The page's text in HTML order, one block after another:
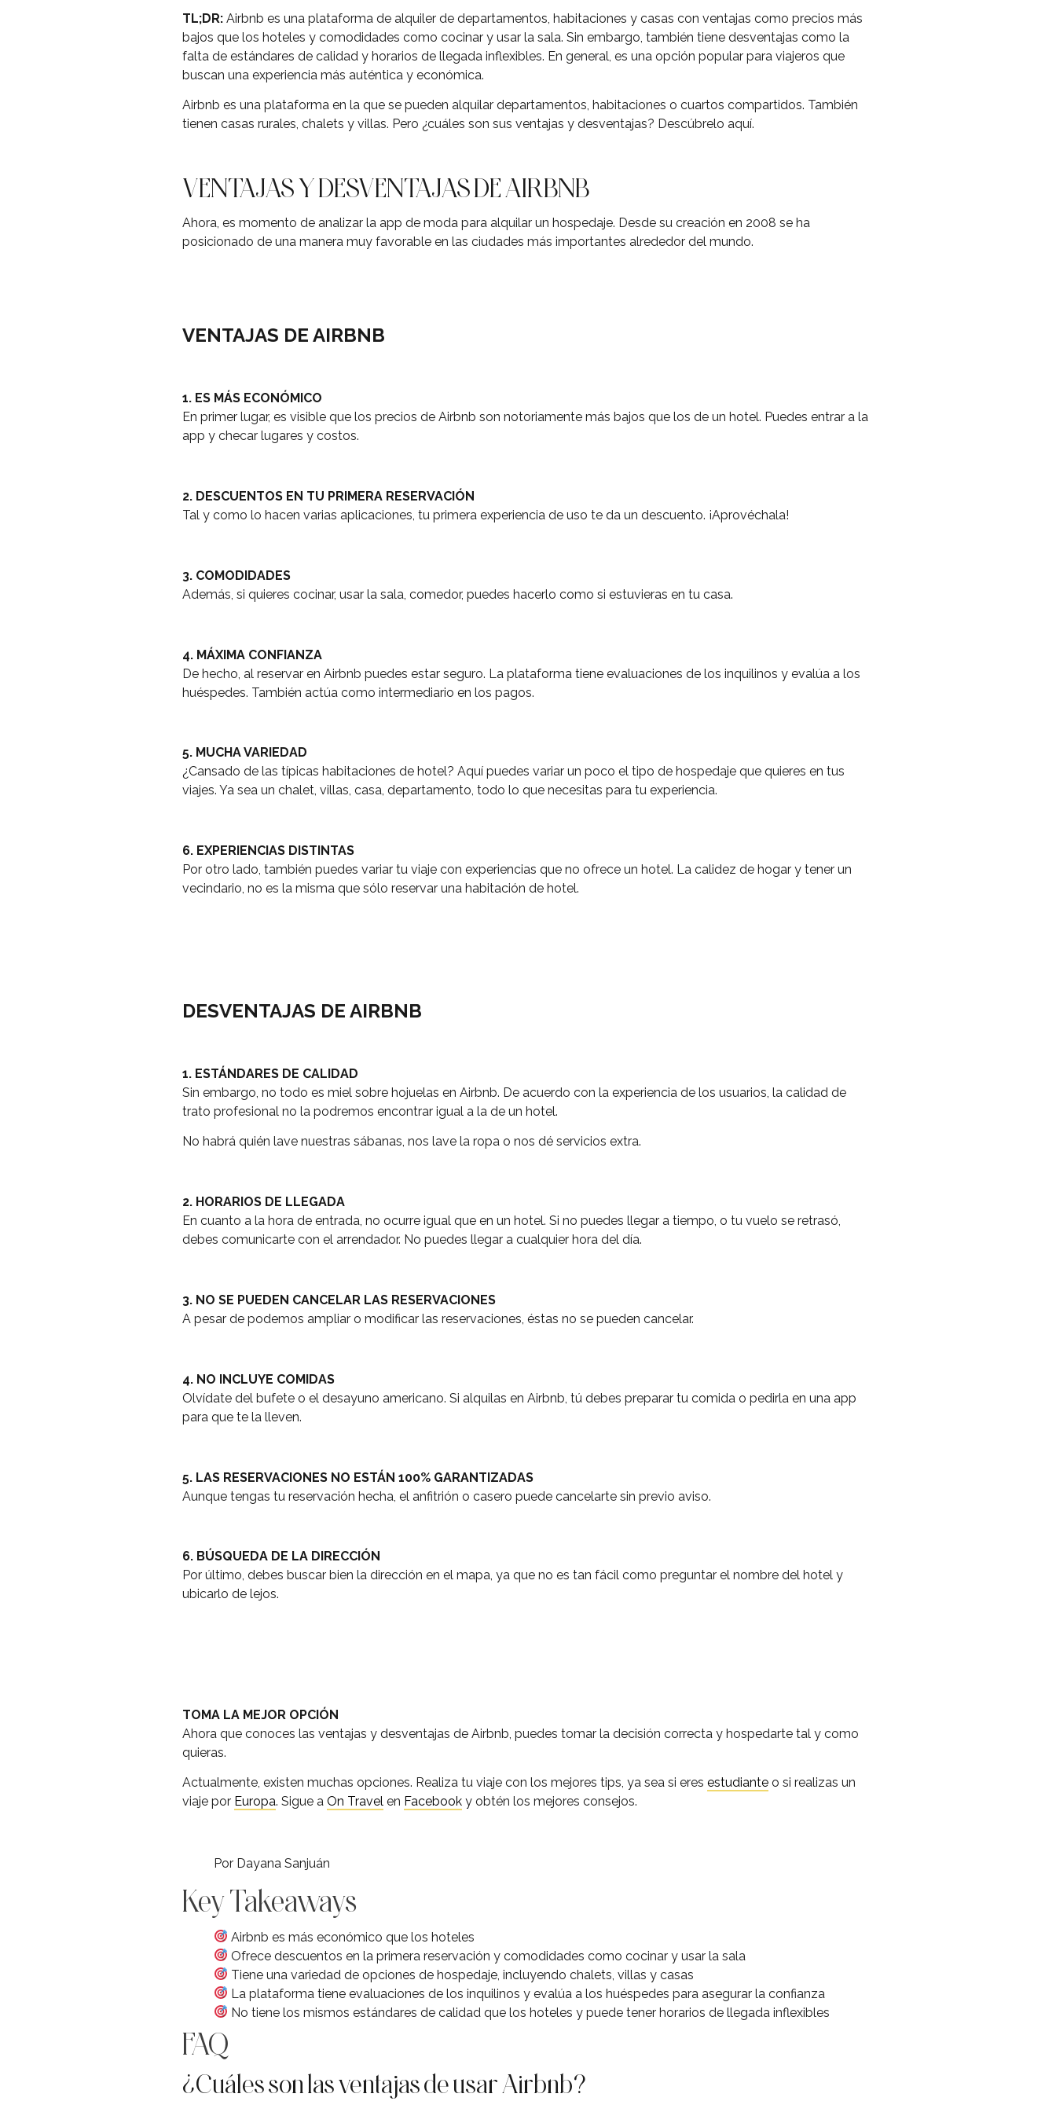
TL;DR: Airbnb es una plataforma de alquiler de departamentos, habitaciones y casas con ventajas como precios más
bajos que los hoteles y comodidades como cocinar y usar la sala. Sin embargo, también tiene desventajas como la
falta de estándares de calidad y horarios de llegada inflexibles. En general, es una opción popular para viajeros que
buscan una experiencia más auténtica y económica.
Airbnb es una plataforma en la que se pueden alquilar departamentos, habitaciones o cuartos compartidos. También
tienen casas rurales, chalets y villas. Pero ¿cuáles son sus ventajas y desventajas? Descúbrelo aquí.
VENTAJAS Y DESVENTAJAS DE AIRBNB
Ahora, es momento de analizar la app de moda para alquilar un hospedaje. Desde su creación en 2008 se ha
posicionado de una manera muy favorable en las ciudades más importantes alrededor del mundo.
VENTAJAS DE AIRBNB
1. ES MÁS ECONÓMICO
En primer lugar, es visible que los precios de Airbnb son notoriamente más bajos que los de un hotel. Puedes entrar a la
app y checar lugares y costos.
2. DESCUENTOS EN TU PRIMERA RESERVACIÓN
Tal y como lo hacen varias aplicaciones, tu primera experiencia de uso te da un descuento. ¡Aprovéchala!
3. COMODIDADES
Además, si quieres cocinar, usar la sala, comedor, puedes hacerlo como si estuvieras en tu casa.
4. MÁXIMA CONFIANZA
De hecho, al reservar en Airbnb puedes estar seguro. La plataforma tiene evaluaciones de los inquilinos y evalúa a los
huéspedes. También actúa como intermediario en los pagos.
5. MUCHA VARIEDAD
¿Cansado de las típicas habitaciones de hotel? Aquí puedes variar un poco el tipo de hospedaje que quieres en tus
viajes. Ya sea un chalet, villas, casa, departamento, todo lo que necesitas para tu experiencia.
6. EXPERIENCIAS DISTINTAS
Por otro lado, también puedes variar tu viaje con experiencias que no ofrece un hotel. La calidez de hogar y tener un
vecindario, no es la misma que sólo reservar una habitación de hotel.
DESVENTAJAS DE AIRBNB
1. ESTÁNDARES DE CALIDAD
Sin embargo, no todo es miel sobre hojuelas en Airbnb. De acuerdo con la experiencia de los usuarios, la calidad de
trato profesional no la podremos encontrar igual a la de un hotel.
No habrá quién lave nuestras sábanas, nos lave la ropa o nos dé servicios extra.
2. HORARIOS DE LLEGADA
En cuanto a la hora de entrada, no ocurre igual que en un hotel. Si no puedes llegar a tiempo, o tu vuelo se retrasó,
debes comunicarte con el arrendador. No puedes llegar a cualquier hora del día.
3. NO SE PUEDEN CANCELAR LAS RESERVACIONES
A pesar de podemos ampliar o modificar las reservaciones, éstas no se pueden cancelar.
4. NO INCLUYE COMIDAS
Olvídate del bufete o el desayuno americano. Si alquilas en Airbnb, tú debes preparar tu comida o pedirla en una app
para que te la lleven.
5. LAS RESERVACIONES NO ESTÁN 100% GARANTIZADAS
Aunque tengas tu reservación hecha, el anfitrión o casero puede cancelarte sin previo aviso.
6. BÚSQUEDA DE LA DIRECCIÓN
Por último, debes buscar bien la dirección en el mapa, ya que no es tan fácil como preguntar el nombre del hotel y
ubicarlo de lejos.
TOMA LA MEJOR OPCIÓN
Ahora que conoces las ventajas y desventajas de Airbnb, puedes tomar la decisión correcta y hospedarte tal y como
quieras.
Actualmente, existen muchas opciones. Realiza tu viaje con los mejores tips, ya sea si eres estudiante o si realizas un
viaje por Europa. Sigue a On Travel en Facebook y obtén los mejores consejos.
Por Dayana Sanjuán
Key Takeaways
Airbnb es más económico que los hoteles
Ofrece descuentos en la primera reservación y comodidades como cocinar y usar la sala
Tiene una variedad de opciones de hospedaje, incluyendo chalets, villas y casas
La plataforma tiene evaluaciones de los inquilinos y evalúa a los huéspedes para asegurar la confianza
No tiene los mismos estándares de calidad que los hoteles y puede tener horarios de llegada inflexibles
FAQ
¿Cuáles son las ventajas de usar Airbnb?